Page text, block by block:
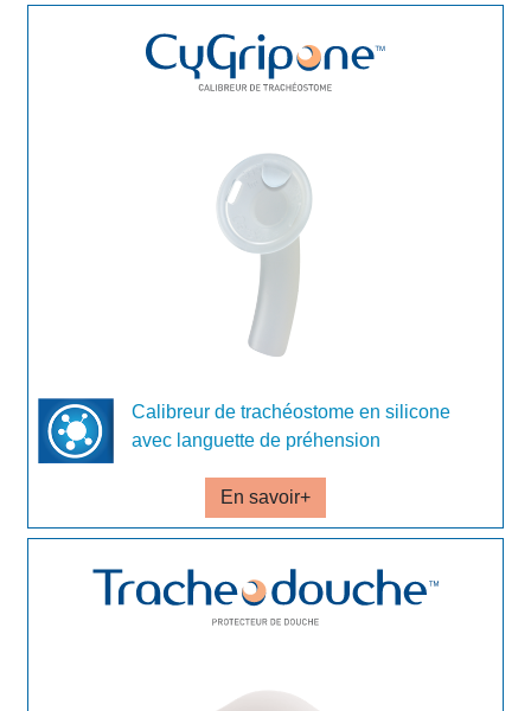
Calibreur de trachéostome en silicone
avec languette de préhension
En savoir+